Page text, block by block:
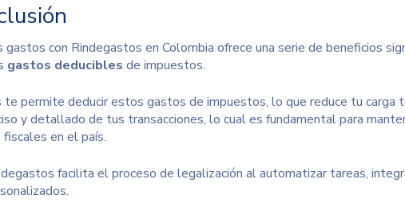
gastos con Rindegastos en Colombia ofrece una serie de beneficios
gastos deducibles de impuestos.
te permite deducir estos gastos de impuestos, lo que reduce tu carga
y detallado de tus transacciones, lo cual es fundamental para
en el país.
facilita el proceso de legalización al automatizar tareas,